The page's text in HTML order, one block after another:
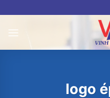
to
content
logo